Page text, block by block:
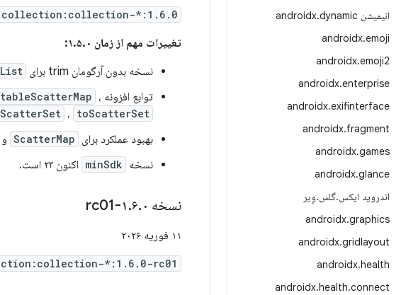
انیمیشن androidx
.dynamic
androidx.emoji
androidx.emoji2
androidx.enterprise
androidx.exifinterface
androidx.fragment
androidx.games
androidx.glance
اندروید ایکس.گلس.وِیر
androidx.graphics
androidx.gridlayout
androidx.health
androidx.health.connect
*:1.6.0
تغییرات مهم از زمان ۱.۵.۰:
نسخه بدون آرگومان trim برای
توابع افزونه ،
، toScatterSet
بهبود عملکرد برای ScatterMap و
نسخه minSdk اکنون ۲۳ است.
نسخه ۱ .۶.۰-rc01
۱۱ فوریه ۲۰۲۶
*:1.6.0-rc01